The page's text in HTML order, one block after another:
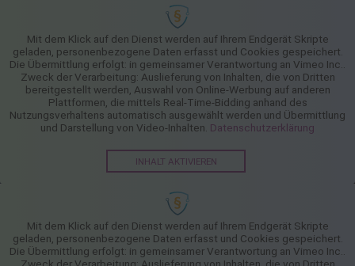
Mit dem Klick auf den Dienst werden auf Ihrem Endgerät Skripte
geladen, personenbezogene Daten erfasst und Cookies gespeichert.
Die Übermittlung erfolgt: in gemeinsamer Verantwortung an Vimeo Inc..
Zweck der Verarbeitung: Auslieferung von Inhalten, die von Dritten
bereitgestellt werden, Auswahl von Online-Werbung auf anderen
Plattformen, die mittels Real-Time-Bidding anhand des
Nutzungsverhaltens automatisch ausgewählt werden und Übermittlung
und Darstellung von Video-Inhalten. Datenschutzerklärung
INHALT AKTIVIEREN
Mit dem Klick auf den Dienst werden auf Ihrem Endgerät Skripte
geladen, personenbezogene Daten erfasst und Cookies gespeichert.
Die Übermittlung erfolgt: in gemeinsamer Verantwortung an Vimeo Inc..